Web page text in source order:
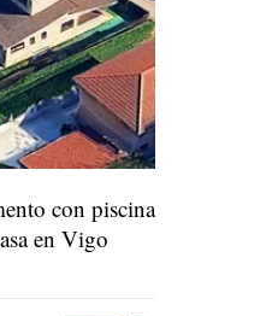
con piscina
en Vigo